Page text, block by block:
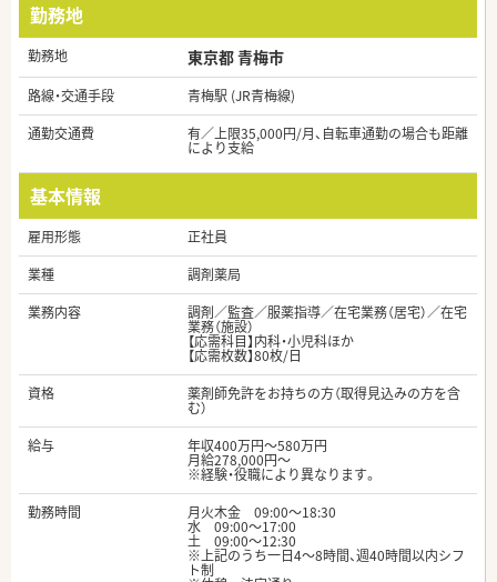
勤務地
勤務地 東京都 青梅市
路線・交通手段
青梅駅 (JR青梅線)
通勤交通費
有／上限35,000円/月、自転車通勤の場合も距離
により支給
基本情報
雇用形態
正社員
業種
調剤薬局
業務内容
調剤／監査／服薬指導／在宅業務（居宅）／在宅
業務（施設）
【応需科目】内科・小児科ほか
【応需枚数】80枚/日
資格
薬剤師免許をお持ちの方（取得見込みの方を含
む）
給与
年収400万円～580万円
月給278,000円～
※経験・役職により異なります。
勤務時間
月火木金 09:00～18:30
水 09:00～17:00
土 09:00～12:30
※上記のうち一日4～8時間、週40時間以内シフ
ト制